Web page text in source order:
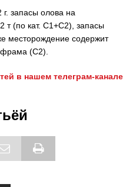
запасы олова на
т (по кат. С1+С2), запасы
месторождение содержит
(С2).
в нашем телеграм-канале